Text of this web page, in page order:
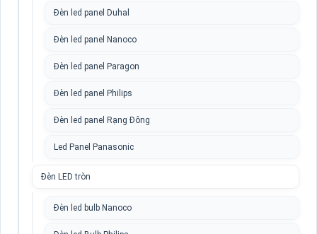
Đèn led panel Duhal
Đèn led panel Nanoco
Đèn led panel Paragon
Đèn led panel Philips
Đèn led panel Rạng Đông
Led Panel Panasonic
Đèn LED tròn
Đèn led bulb Nanoco